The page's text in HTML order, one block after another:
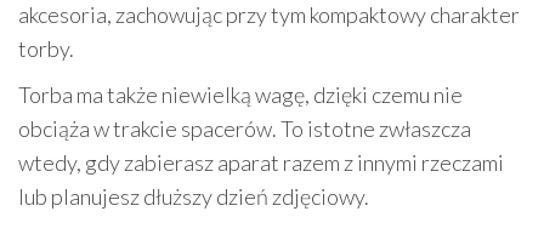
akcesoria, zachowując przy tym kompaktowy charakter
torby.
Torba ma także niewielką wagę, dzięki czemu nie
obciąża w trakcie spacerów. To istotne zwłaszcza
wtedy, gdy zabierasz aparat razem z innymi rzeczami
lub planujesz dłuższy dzień zdjęciowy.